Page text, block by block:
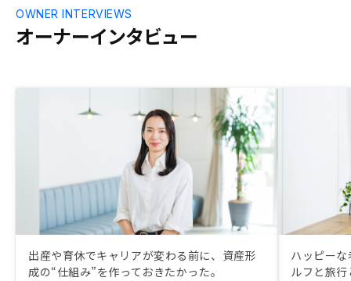
オーナーインタビュー
OWNER INTERVIEWS
出産や育休でキャリアが変わる前に、資産形
成の“仕組み”を作っておきたかった。
ハッピー
ルフと旅